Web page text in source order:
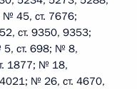
45, ст. 7676;
ст. 9350, 9353;
ст. 698; № 8,
1877; № 18,
№ 26, ст. 4670,